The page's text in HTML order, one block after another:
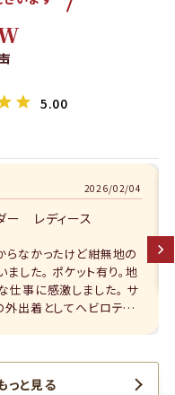
5.00
2025/10/11
ー レディース
ンプルで一目惚れで購入
っと見る